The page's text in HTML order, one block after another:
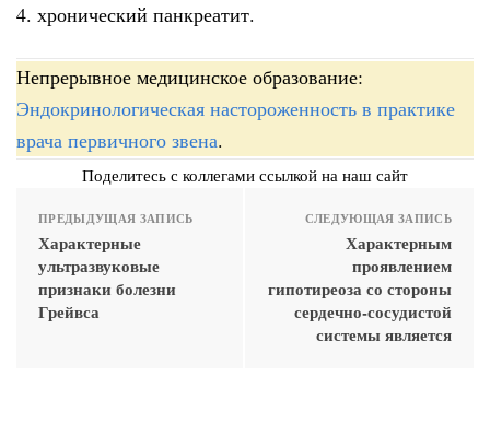
4. хронический панкреатит.
Непрерывное медицинское образование:
Эндокринологическая настороженность в практике
врача первичного звена.
Поделитесь с коллегами ссылкой на наш сайт
ПРЕДЫДУЩАЯ ЗАПИСЬ
Характерные
ультразвуковые
признаки болезни
Грейвса
СЛЕДУЮЩАЯ ЗАПИСЬ
Характерным
проявлением
гипотиреоза со стороны
сердечно-сосудистой
системы является